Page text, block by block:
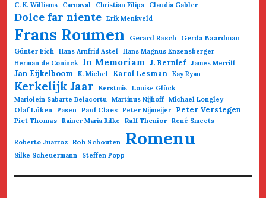
C. K. Williams
Carnaval Christian Filips Claudia Gabler
Dolce far niente Erik Menkveld
Frans Roumen Gerard Rasch Gerda Baardman
Günter Eich Hans Arnfrid Astel Hans Magnus Enzensberger
Herman de Coninck
In Memoriam J. Bernlef James Merrill
Jan Eijkelboom K. Michel Karol Lesman Kay Ryan
Kerkelijk Jaar Kerstmis Louise Glück
Mariolein Sabarte Belacortu Martinus Nijhoff Michael Longley
Olaf Lüken Pasen Paul Claes Peter Nijmeijer
Peter Verstegen
Piet Thomas Rainer Maria Rilke Ralf Thenior René Smeets
Roberto Juarroz Rob Schouten Romenu
Silke Scheuermann Steffen Popp